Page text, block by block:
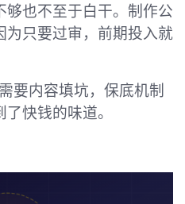
够也不至于白干。制作公
为只要过审，前期投入就
要内容填坑，保底机制
快钱的味道。